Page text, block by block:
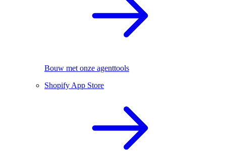
Bouw met onze agenttools
Shopify App Store